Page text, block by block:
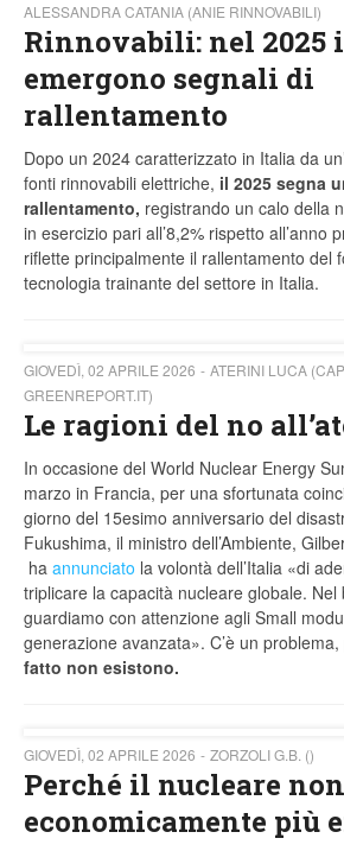
ALESSANDRA CATANIA (ANIE RINNOVABILI)
Rinnovabili: nel 2025
emergono segnali di
rallentamento
Dopo un 2024 caratterizzato in Italia da
fonti rinnovabili elettriche, il 2025 segna
rallentamento, registrando un calo della
in esercizio pari all’8,2% rispetto all’anno
riflette principalmente il rallentamento del
tecnologia trainante del settore in Italia.
GIOVEDÌ, 02 APRILE 2026
ATERINI LUCA
GREENREPORT.IT)
Le ragioni del no
In occasione del World Nuclear Energy
marzo in Francia, per una sfortunata
giorno del 15esimo anniversario del
Fukushima, il ministro dell’Ambiente,
ha annunciato la volontà dell’Italia «di
triplicare la capacità nucleare globale.
guardiamo con attenzione agli Small
generazione avanzata». C’è un problema,
fatto non esistono.
GIOVEDÌ, 02 APRILE 2026 ZORZOLI G.B. ()
Perché il nucleare
economicamente più